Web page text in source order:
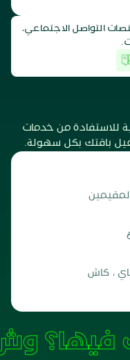
التواصل الاجتماعي،
للاستفادة من خدمات
باقتك بكل سهولة.
فيها؟